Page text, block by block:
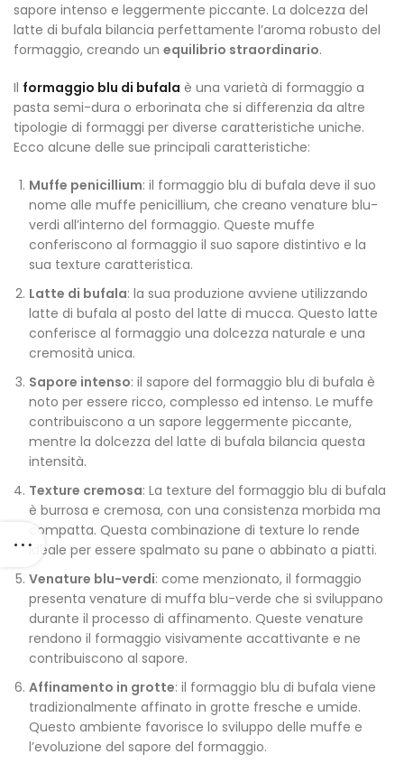
sapore intenso e leggermente piccante. La dolcezza del
latte di bufala bilancia perfettamente l’aroma robusto del
formaggio, creando un equilibrio straordinario.
Il formaggio blu di bufala è una varietà di formaggio a
pasta semi-dura o erborinata che si differenzia da altre
tipologie di formaggi per diverse caratteristiche uniche.
Ecco alcune delle sue principali caratteristiche:
Muffe penicillium: il formaggio blu di bufala deve il suo
nome alle muffe penicillium, che creano venature blu-
verdi all’interno del formaggio. Queste muffe
conferiscono al formaggio il suo sapore distintivo e la
sua texture caratteristica.
Latte di bufala: la sua produzione avviene utilizzando
latte di bufala al posto del latte di mucca. Questo latte
conferisce al formaggio una dolcezza naturale e una
cremosità unica.
Sapore intenso: il sapore del formaggio blu di bufala è
noto per essere ricco, complesso ed intenso. Le muffe
contribuiscono a un sapore leggermente piccante,
mentre la dolcezza del latte di bufala bilancia questa
intensità.
Texture cremosa: La texture del formaggio blu di bufala
è burrosa e cremosa, con una consistenza morbida ma
compatta. Questa combinazione di texture lo rende
ideale per essere spalmato su pane o abbinato a piatti.
Venature blu-verdi: come menzionato, il formaggio
presenta venature di muffa blu-verde che si sviluppano
durante il processo di affinamento. Queste venature
rendono il formaggio visivamente accattivante e ne
contribuiscono al sapore.
Affinamento in grotte: il formaggio blu di bufala viene
tradizionalmente affinato in grotte fresche e umide.
Questo ambiente favorisce lo sviluppo delle muffe e
l’evoluzione del sapore del formaggio.